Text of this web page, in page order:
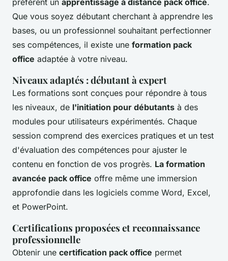
Que vous soyez débutant cherchant à apprendre les
bases, ou un professionnel souhaitant perfectionner
ses compétences, il existe une formation pack
office adaptée à votre niveau.
Niveaux adaptés : débutant à expert
Les formations sont conçues pour répondre à tous
les niveaux, de l'initiation pour débutants à des
modules pour utilisateurs expérimentés. Chaque
session comprend des exercices pratiques et un test
d'évaluation des compétences pour ajuster le
contenu en fonction de vos progrès. La formation
avancée pack office offre même une immersion
approfondie dans les logiciels comme Word, Excel,
et PowerPoint.
Certifications proposées et reconnaissance
professionnelle
Obtenir une certification pack office permet